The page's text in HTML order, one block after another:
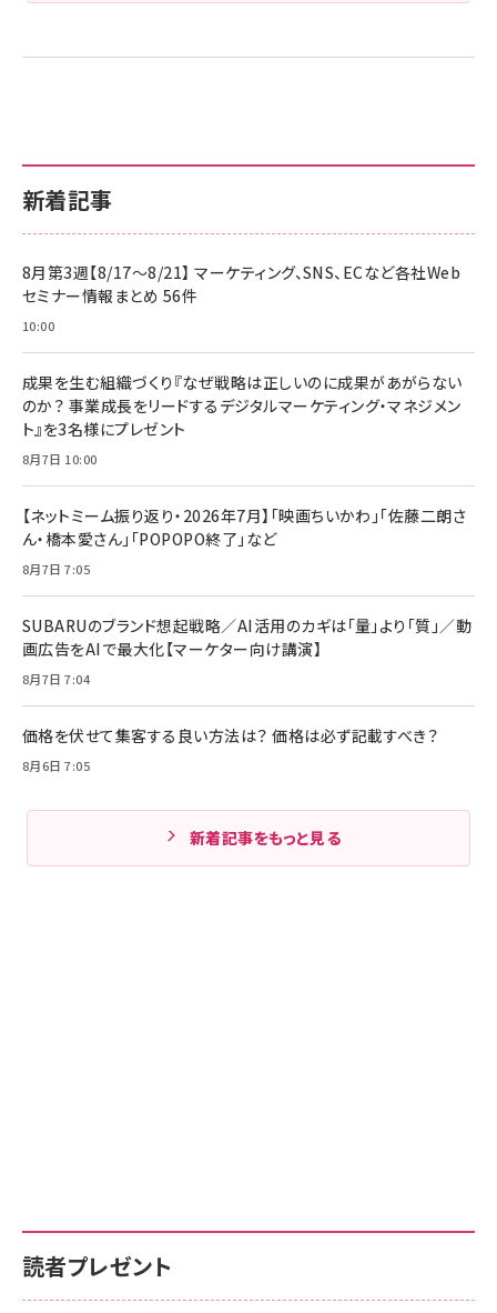
新着記事
8月第3週【8/17～8/21】 マーケティング、SNS、ECなど各社Web
セミナー情報まとめ 56件
10:00
成果を生む組織づくり『なぜ戦略は正しいのに成果があがらない
のか？ 事業成長をリードするデジタルマーケティング・マネジメン
ト』を3名様にプレゼント
8月7日 10:00
【ネットミーム振り返り・2026年7月】「映画ちいかわ」「佐藤二朗さ
ん・橋本愛さん」「POPOPO終了」など
8月7日 7:05
SUBARUのブランド想起戦略／AI活用のカギは「量」より「質」／動
画広告をAIで最大化【マーケター向け講演】
8月7日 7:04
価格を伏せて集客する良い方法は？ 価格は必ず記載すべき？
8月6日 7:05
新着記事をもっと見る
読者プレゼント